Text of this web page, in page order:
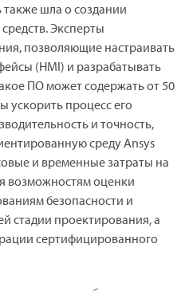
шла о создании
Эксперты
позволяющие настраивать
(HMI) и разрабатывать
ПО может содержать от 50
ускорить процесс его
и точность,
среду Ansys
и временные затраты на
возможностям оценки
безопасности и
стадии проектирования, а
сертифицированного